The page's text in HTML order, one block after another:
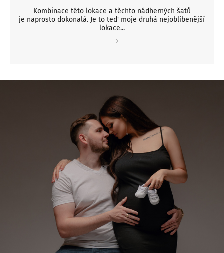
Kombinace této lokace a těchto nádherných šatů
je naprosto dokonalá. Je to ted' moje druhá nejoblíbenější
lokace...